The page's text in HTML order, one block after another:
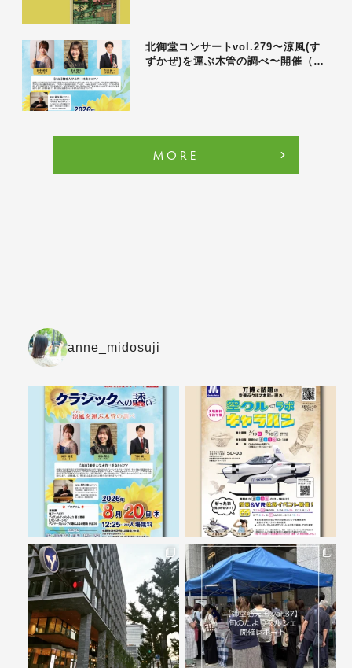
北御堂コンサートvol.279〜涼風(す
ずかぜ)を運ぶ木管の調べ〜開催（…
MORE
anne_midosuji